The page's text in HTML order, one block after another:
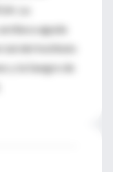
La
aguda
del Instituto
y la Sangre de